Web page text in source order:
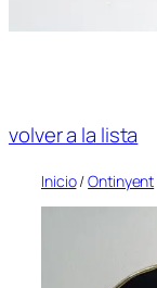
volver a la lista
Inicio/Ontinyent